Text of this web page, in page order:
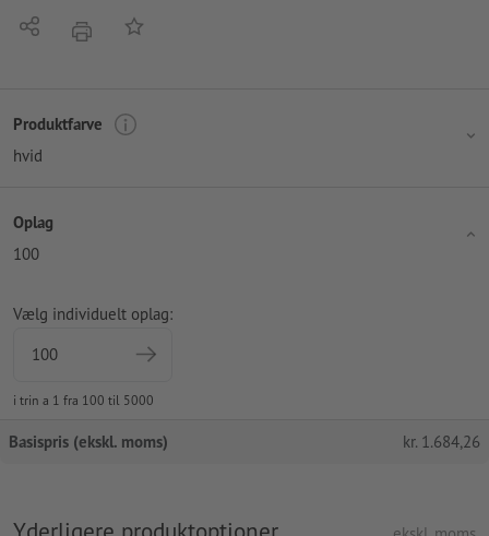
Del tryk Tilføj til huskelisten
Produktfarve
hvid
Oplag
100
Vælg individuelt oplag:
i trin a 1 fra 100 til 5000
Basispris (ekskl. moms) kr. 1.684,26